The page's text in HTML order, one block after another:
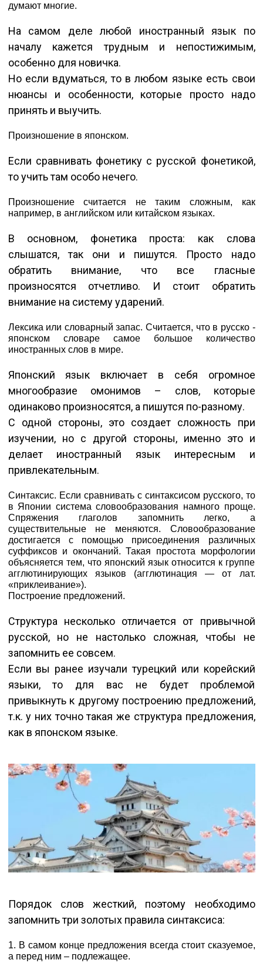
думают многие.
На самом деле любой иностранный язык по
началу кажется трудным и непостижимым,
особенно для новичка.
Но если вдуматься, то в любом языке есть свои
нюансы и особенности, которые просто надо
принять и выучить.
Произношение в японском.
Если сравнивать фонетику с русской фонетикой,
то учить там особо нечего.
Произношение считается не таким сложным, как
например, в английском или китайском языках.
В основном, фонетика проста: как слова
слышатся, так они и пишутся. Просто надо
обратить внимание, что все гласные
произносятся отчетливо. И стоит обратить
внимание на систему ударений.
Лексика или словарный запас. Считается, что в русско -
японском словаре самое большое количество
иностранных слов в мире.
Японский язык включает в себя огромное
многообразие омонимов – слов, которые
одинаково произносятся, а пишутся по-разному.
С одной стороны, это создает сложность при
изучении, но с другой стороны, именно это и
делает иностранный язык интересным и
привлекательным.
Синтаксис. Если сравнивать с синтаксисом русского, то
в Японии система словообразования намного проще.
Спряжения глаголов запомнить легко, а
существительные не меняются. Словообразование
достигается с помощью присоединения различных
суффиксов и окончаний. Такая простота морфологии
объясняется тем, что японский язык относится к группе
агглютинирующих языков (агглютинация — от лат.
«приклеивание»).
Построение предложений.
Структура несколько отличается от привычной
русской, но не настолько сложная, чтобы не
запомнить ее совсем.
Если вы ранее изучали турецкий или корейский
языки, то для вас не будет проблемой
привыкнуть к другому построению предложений,
т.к. у них точно такая же структура предложения,
как в японском языке.
Порядок слов жесткий, поэтому необходимо
запомнить три золотых правила синтаксиса:
1. В самом конце предложения всегда стоит сказуемое,
а перед ним – подлежащее.